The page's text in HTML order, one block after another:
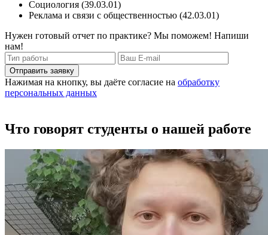
Социология (39.03.01)
Реклама и связи с общественностью (42.03.01)
Нужен готовый отчет по практике? Мы поможем! Напиши
нам!
Отправить заявку
Нажимая на кнопку, вы даёте согласие на обработку
персональных данных
Что говорят студенты о нашей работе